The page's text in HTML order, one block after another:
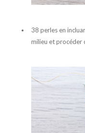
38 perles en
milieu et procéder